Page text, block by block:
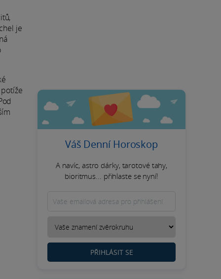
je
Váš Denní Horoskop
A navíc, astro dárky, tarotové tahy,
bioritmus... přihlaste se nyní!
PŘIHLÁSIT SE